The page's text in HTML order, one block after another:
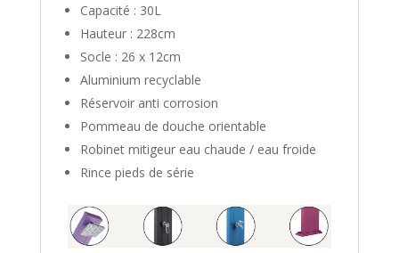
Capacité : 30L
Hauteur : 228cm
Socle : 26 x 12cm
Aluminium recyclable
Réservoir anti corrosion
Pommeau de douche orientable
Robinet mitigeur eau chaude / eau froide
Rince pieds de série